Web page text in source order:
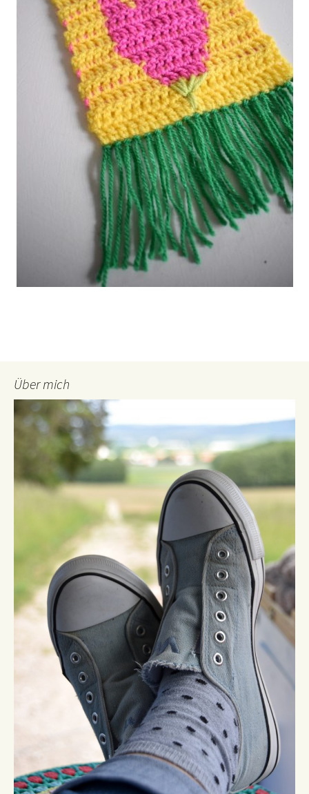
Über mich